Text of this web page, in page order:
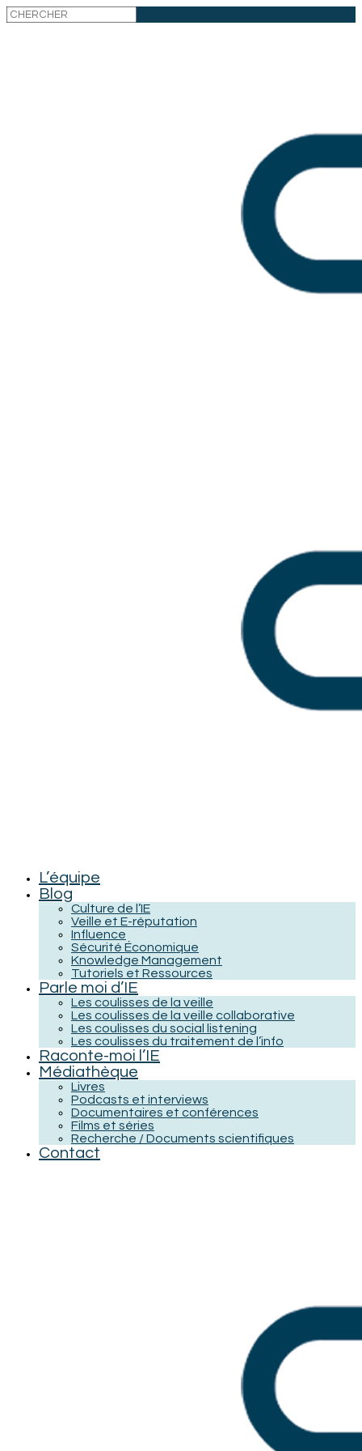
L’équipe
Blog
Culture de l’IE
Veille et E-réputation
Influence
Sécurité Économique
Knowledge Management
Tutoriels et Ressources
Parle moi d’IE
Les coulisses de la veille
Les coulisses de la veille collaborative
Les coulisses du social listening
Les coulisses du traitement de l’info
Raconte-moi l’IE
Médiathèque
Livres
Podcasts et interviews
Documentaires et conférences
Films et séries
Recherche / Documents scientifiques
Contact